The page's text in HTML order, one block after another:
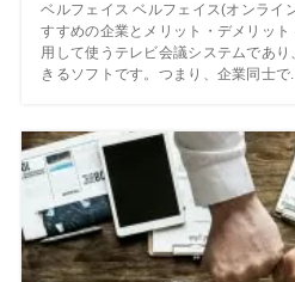
ベルフェイス ベルフェイス(オンライ
すすめの企業とメリット・デメリッ
用して使うテレビ会議システムであ
きるソフトです。つまり、企業同士で...